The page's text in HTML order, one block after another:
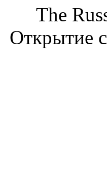
The
Открытие